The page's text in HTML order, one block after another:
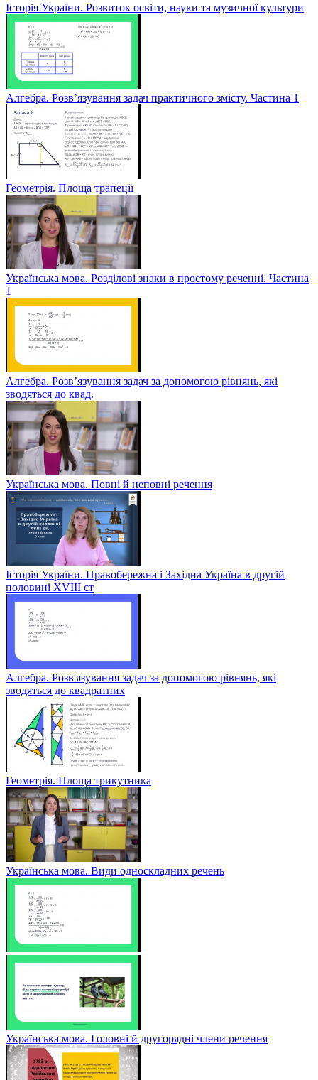
Історія України. Розвиток освіти, науки та музичної культури
Алгебра. Розв’язування задач практичного змісту. Частина 1
Геометрія. Площа трапеції
Українська мова. Розділові знаки в простому реченні. Частина
1
Алгебра. Розв’язування задач за допомогою рівнянь, які
зводяться до квад.
Українська мова. Повні й неповні речення
Історія України. Правобережна і Західна Україна в другій
половині XVIII ст
Алгебра. Розв'язування задач за допомогою рівнянь, які
зводяться до квадратних
Геометрія. Площа трикутника
Українська мова. Види односкладних речень
Українська мова. Головні й другорядні члени речення